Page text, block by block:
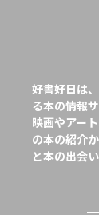
好書好日は
る本の情報サ
映画やアー
の本の紹介
と本の出会